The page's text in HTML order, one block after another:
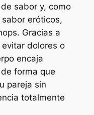
sabor y, como
eróticos,
Gracias a
dolores o
encaja
forma que
pareja sin
totalmente